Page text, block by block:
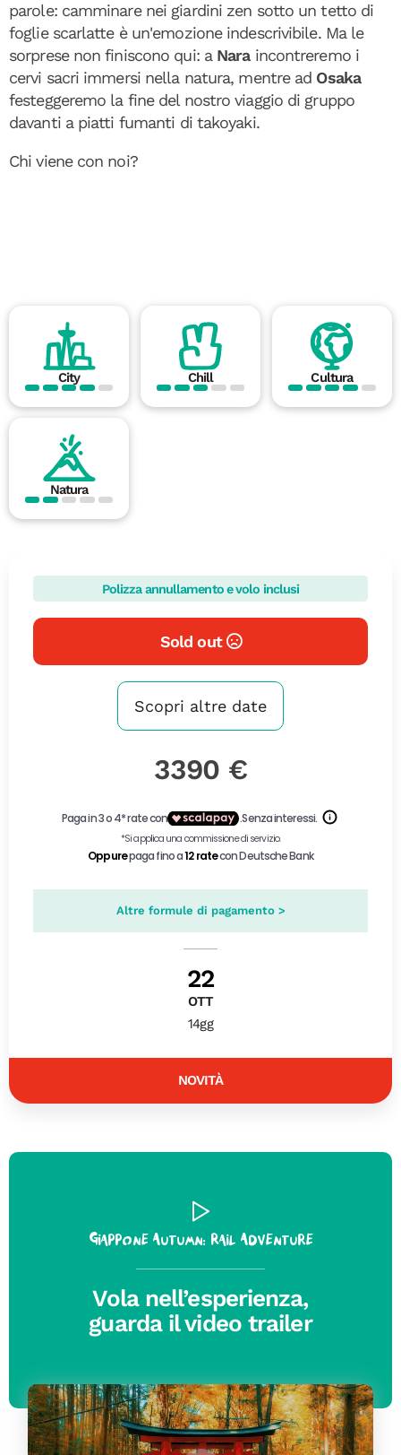
parole: camminare nei giardini zen sotto un tetto di
foglie scarlatte è un'emozione indescrivibile. Ma le
sorprese non finiscono qui: a Nara incontreremo i
cervi sacri immersi nella natura, mentre ad Osaka
festeggeremo la fine del nostro viaggio di gruppo
davanti a piatti fumanti di takoyaki.
Chi viene con noi?
City Chill Cultura
Natura
Polizza annullamento e volo inclusi
Sold out
Scopri altre date
3390 €
Altre formule di pagamento >
22
OTT
14gg
NOVITÀ
Giappone Autumn: Rail Adventure
Vola nell’esperienza,
guarda il video trailer